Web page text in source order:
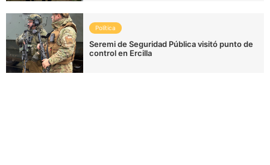
Política
Seremi de Seguridad Pública visitó punto de
control en Ercilla